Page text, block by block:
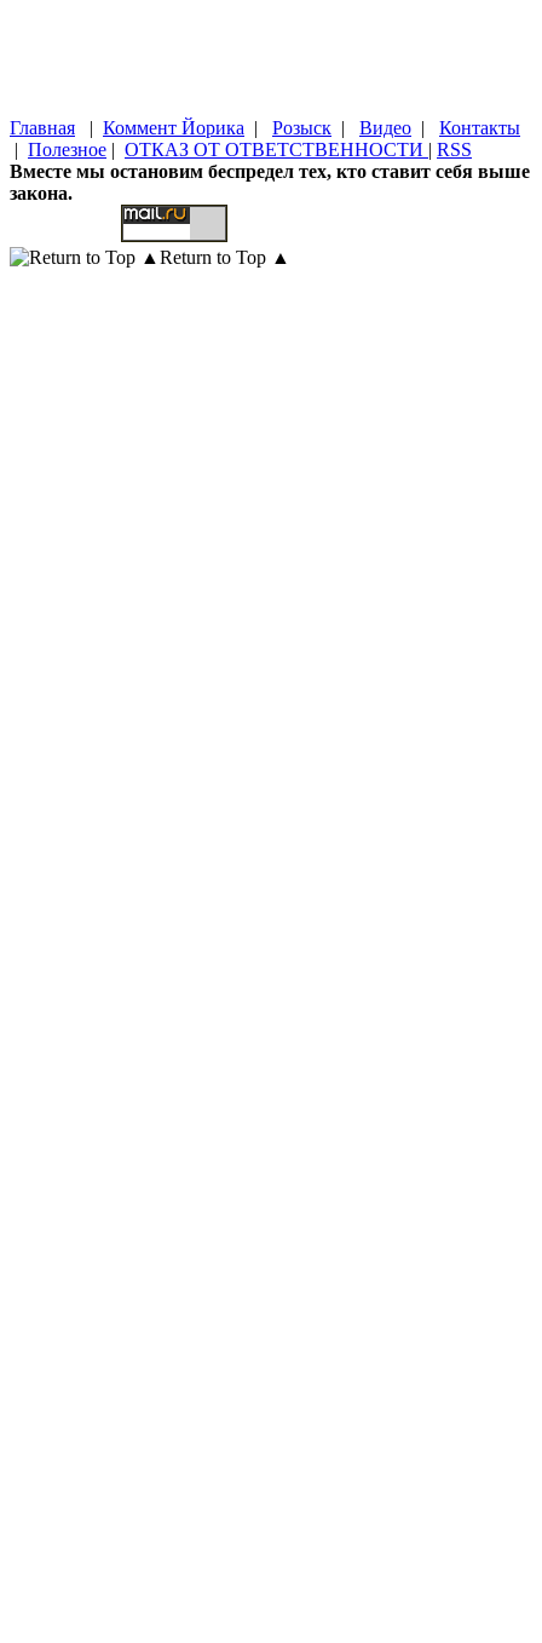
Главная | Коммент Йорика | Розыск | Видео | Контакты
| Полезное | ОТКАЗ ОТ ОТВЕТСТВЕННОСТИ | RSS
Вместе мы остановим беспредел тех, кто ставит себя выше
закона.
Return to Top ▲